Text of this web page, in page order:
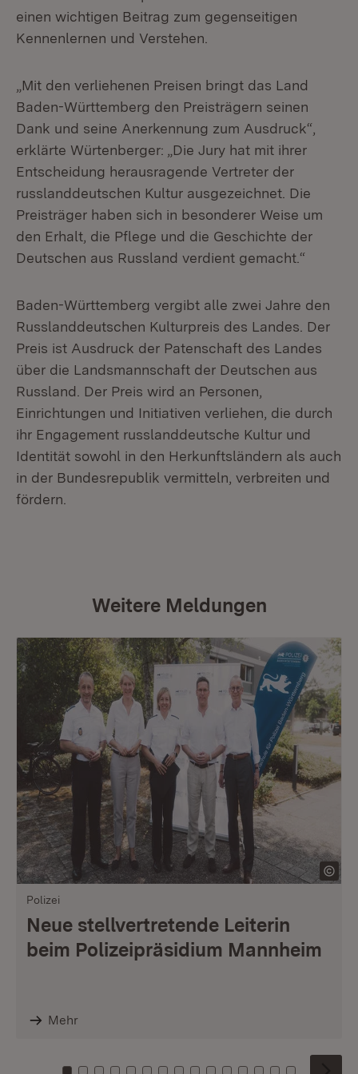
einen wichtigen Beitrag zum gegenseitigen
Kennenlernen und Verstehen.
„Mit den verliehenen Preisen bringt das Land
Baden-Württemberg den Preisträgern seinen
Dank und seine Anerkennung zum Ausdruck“,
erklärte Würtenberger: „Die Jury hat mit ihrer
Entscheidung herausragende Vertreter der
russlanddeutschen Kultur ausgezeichnet. Die
Preisträger haben sich in besonderer Weise um
den Erhalt, die Pflege und die Geschichte der
Deutschen aus Russland verdient gemacht.“
Baden-Württemberg vergibt alle zwei Jahre den
Russlanddeutschen Kulturpreis des Landes. Der
Preis ist Ausdruck der Patenschaft des Landes
über die Landsmannschaft der Deutschen aus
Russland. Der Preis wird an Personen,
Einrichtungen und Initiativen verliehen, die durch
ihr Engagement russlanddeutsche Kultur und
Identität sowohl in den Herkunftsländern als auch
in der Bundesrepublik vermitteln, verbreiten und
fördern.
Weitere Meldungen
Polizei
Neue stellvertretende Leiterin
beim Polizeipräsidium Mannheim
Mehr